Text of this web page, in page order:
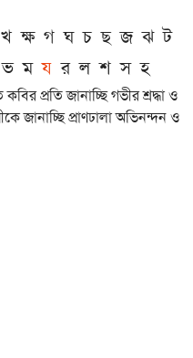
খ ক্ষ গ ঘ চ ছ জ ঝ ট
ভ ম য র ল শ স হ
প্রতি জানাচ্ছি গভীর শ্রদ্ধা ও
জানাচ্ছি প্রাণঢালা অভিনন্দন ও